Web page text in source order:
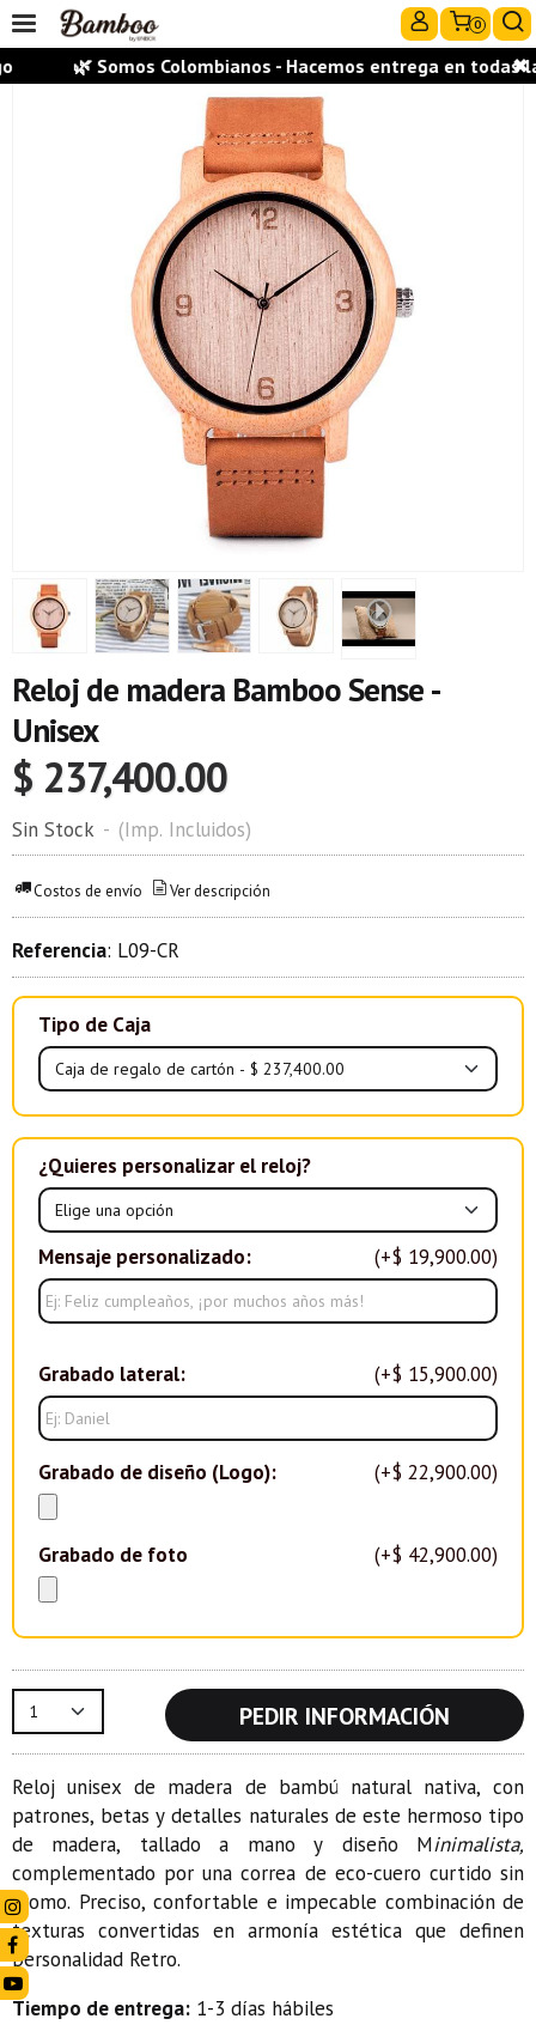
0
Reloj de madera Bamboo Sense -
Unisex
$ 237,400.00
Sin Stock - (Imp. Incluidos)
Costos de envío Ver descripción
Referencia: L09-CR
Tipo de Caja
¿Quieres personalizar el reloj?
Mensaje personalizado: (+$ 19,900.00)
Grabado lateral: (+$ 15,900.00)
Grabado de diseño (Logo): (+$ 22,900.00)
Grabado de foto (+$ 42,900.00)
PEDIR INFORMACIÓN
Reloj unisex de madera de bambú natural nativa, con
patrones, betas y detalles naturales de este hermoso tipo
de madera, tallado a mano y diseño Minimalista,
complementado por una correa de eco-cuero curtido sin
cromo. Preciso, confortable e impecable combinación de
texturas convertidas en armonía estética que definen
personalidad Retro.
Tiempo de entrega: 1-3 días hábiles
🌿 Somos Colombianos - Hacemos entrega en todas✖